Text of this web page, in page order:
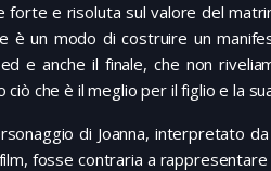
forte e risoluta sul valore del
è un modo di costruire un
e anche il finale, che non
che è il meglio per il figlio e la
di Joanna, interpretato
fosse contraria a